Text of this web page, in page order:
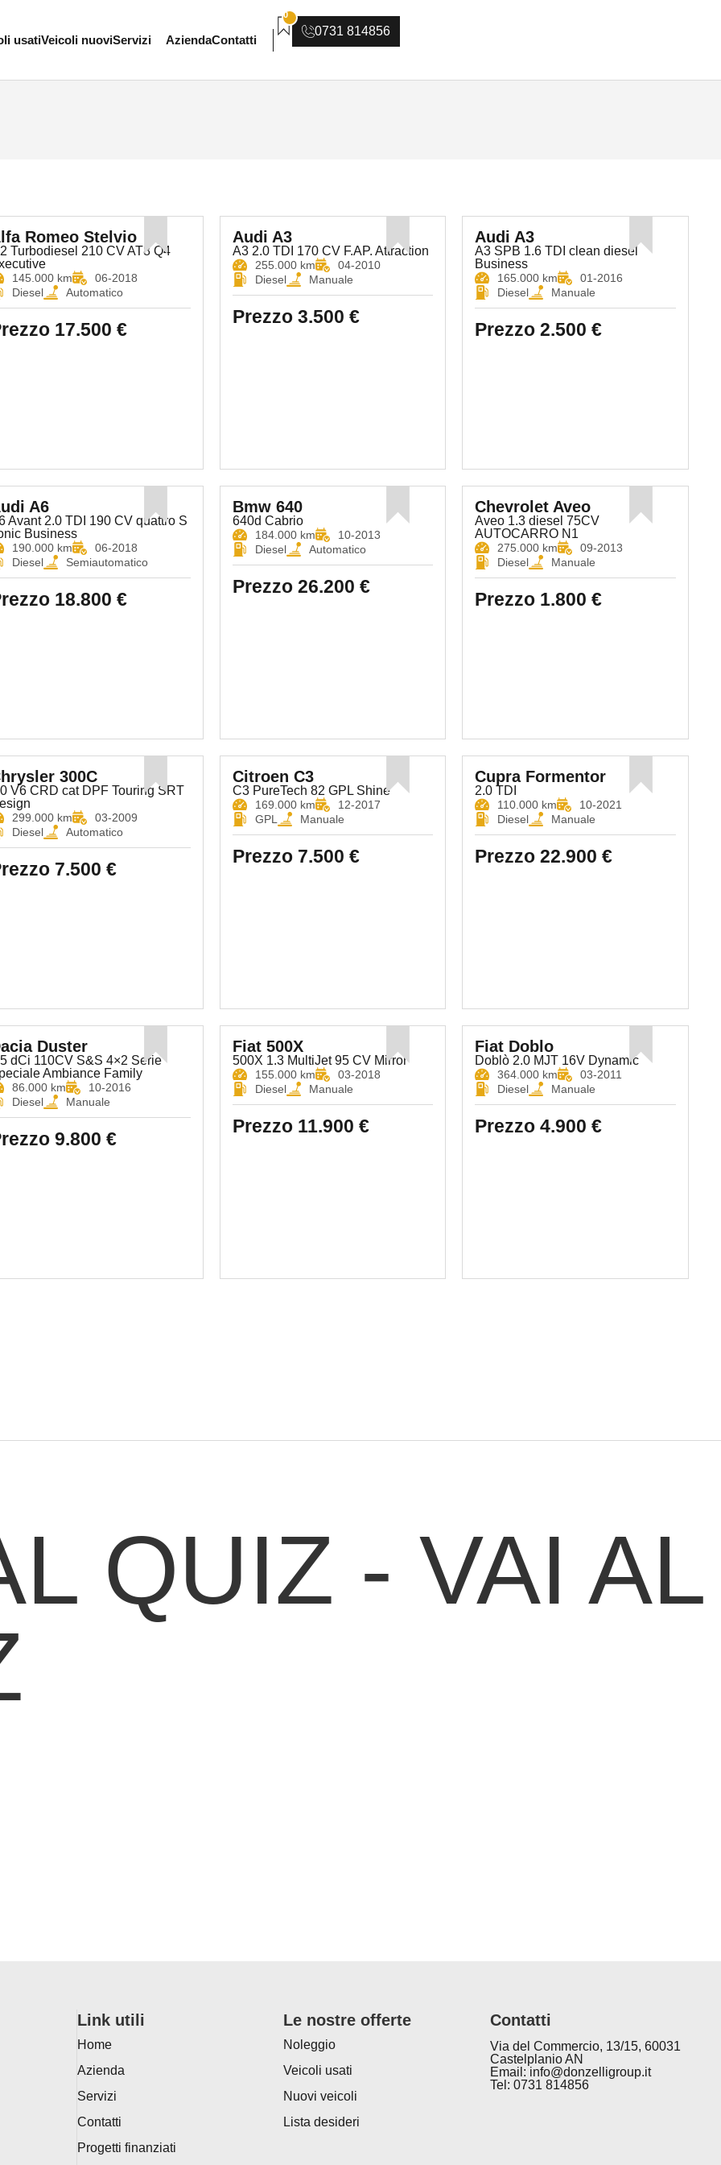
usatiVeicoli nuoviServizi AziendaContatti
0
0731 814856
Romeo Stelvio
Turbodiesel 210 CV AT8 Q4
145.000 km
06-2018
Diesel
Automatico
17.500 €
Audi A3
A3 2.0 TDI 170 CV F.AP. Attraction
255.000 km
04-2010
Diesel
Manuale
Prezzo3.500 €
Audi A3
A3 SPB 1.6 TDI clean diesel
Business
165.000 km
01-2016
Diesel
Manuale
Prezzo 2.500 €
A6
Avant 2.0 TDI 190 CV quattro S
Business
190.000 km
06-2018
Diesel
Semiautomatico
18.800 €
Bmw 640
640d Cabrio
184.000 km
10-2013
Diesel
Automatico
Prezzo26.200 €
Chevrolet Aveo
Aveo 1.3 diesel 75CV
AUTOCARRO N1
275.000 km
09-2013
Diesel
Manuale
Prezzo 1.800 €
300C
V6 CRD cat DPF Touring SRT
299.000 km
03-2009
Diesel
Automatico
7.500 €
Citroen C3
C3 PureTech 82 GPL Shine
169.000 km
12-2017
GPL
Manuale
Prezzo7.500 €
Cupra Formentor
2.0 TDI
110.000 km
10-2021
Diesel
Manuale
Prezzo 22.900 €
Duster
dCi 110CV S&S 4×2 Serie
Ambiance Family
86.000 km
10-2016
Diesel
Manuale
9.800 €
Fiat 500X
500X 1.3 MultiJet 95 CV Mirror
155.000 km
03-2018
Diesel
Manuale
Prezzo11.900 €
Fiat Doblo
Doblò 2.0 MJT 16V Dynamic
364.000 km
03-2011
Diesel
Manuale
Prezzo 4.900 €
QUIZ - VAI AL
Link utili
Home
Azienda
Servizi
Contatti
Progetti finanziati
Le nostre offerte
Noleggio
Veicoli usati
Nuovi veicoli
Lista desideri
Contatti
Via del Commercio, 13/15, 60031
Castelplanio AN
Email: info@donzelligroup.it
Tel: 0731 814856